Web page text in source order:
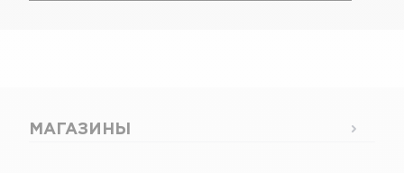
МАГАЗИНЫ